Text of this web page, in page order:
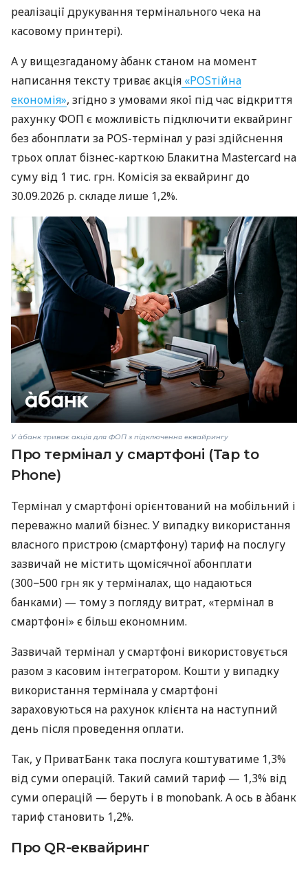
реалізації друкування термінального чека на
касовому принтері).
А у вищезгаданому àбанк станом на момент
написання тексту триває акція «POSтійна
економія», згідно з умовами якої під час відкриття
рахунку ФОП є можливість підключити еквайринг
без абонплати за POS-термінал у разі здійснення
трьох оплат бізнес-карткою Блакитна Mastercard на
суму від 1 тис. грн. Комісія за еквайринг до
30.09.2026 р. складе лише 1,2%.
У àбанк триває акція для ФОП з підключення еквайрингу
Про термінал у смартфоні (Tap to
Phone)
Термінал у смартфоні орієнтований на мобільний і
переважно малий бізнес. У випадку використання
власного пристрою (смартфону) тариф на послугу
зазвичай не містить щомісячної абонплати
(300−500 грн як у терміналах, що надаються
банками) — тому з погляду витрат, «термінал в
смартфоні» є більш економним.
Зазвичай термінал у смартфоні використовується
разом з касовим інтегратором. Кошти у випадку
використання термінала у смартфоні
зараховуються на рахунок клієнта на наступний
день після проведення оплати.
Так, у ПриватБанк така послуга коштуватиме 1,3%
від суми операцій. Такий самий тариф — 1,3% від
суми операцій — беруть і в monobank. А ось в àбанк
тариф становить 1,2%.
Про QR-еквайринг